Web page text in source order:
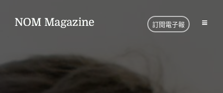
訂閱電子報